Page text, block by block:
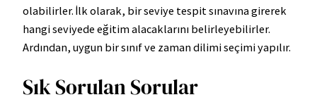
olabilirler. İlk olarak, bir seviye tespit sınavına girerek
hangi seviyede eğitim alacaklarını belirleyebilirler.
Ardından, uygun bir sınıf ve zaman dilimi seçimi yapılır.
Sık Sorulan Sorular